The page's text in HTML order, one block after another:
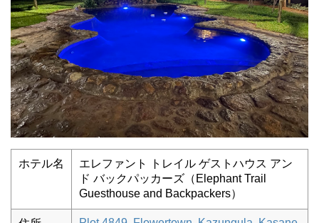
ホテル名
エレファント トレイル ゲストハウス アン
ド バックパッカーズ（Elephant Trail
Guesthouse and Backpackers）